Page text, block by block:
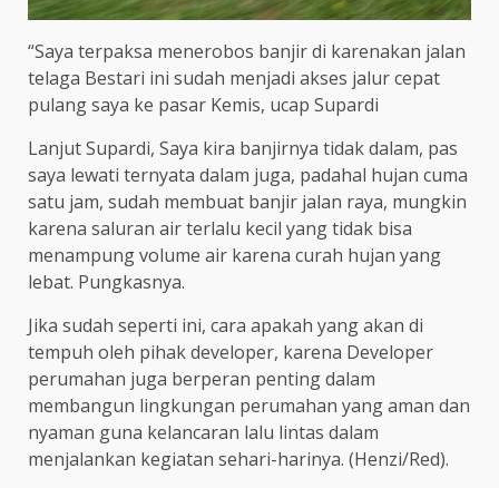
“Saya terpaksa menerobos banjir di karenakan jalan
telaga Bestari ini sudah menjadi akses jalur cepat
pulang saya ke pasar Kemis, ucap Supardi
Lanjut Supardi, Saya kira banjirnya tidak dalam, pas
saya lewati ternyata dalam juga, padahal hujan cuma
satu jam, sudah membuat banjir jalan raya, mungkin
karena saluran air terlalu kecil yang tidak bisa
menampung volume air karena curah hujan yang
lebat. Pungkasnya.
Jika sudah seperti ini, cara apakah yang akan di
tempuh oleh pihak developer, karena Developer
perumahan juga berperan penting dalam
membangun lingkungan perumahan yang aman dan
nyaman guna kelancaran lalu lintas dalam
menjalankan kegiatan sehari-harinya. (Henzi/Red).